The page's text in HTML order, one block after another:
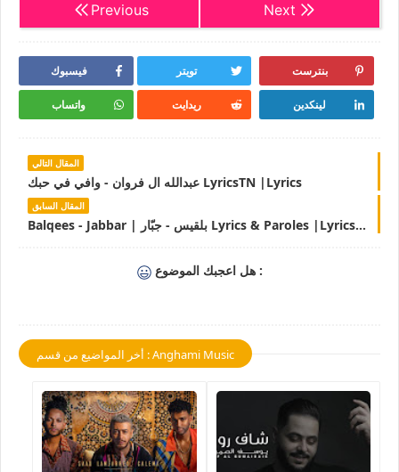
Previous Next
فيسبوك تويتر بنترست
واتساب ريدايت لينكدين
المقال التالي
عبدالله ال فروان - وافي في حبك LyricsTN |Lyrics
المقال السابق
Balqees - Jabbar | بلقيس - جبّار Lyrics & Paroles |LyricsTN
هل اعجبك الموضوع :
أخر المواضيع من قسم : Anghami Music